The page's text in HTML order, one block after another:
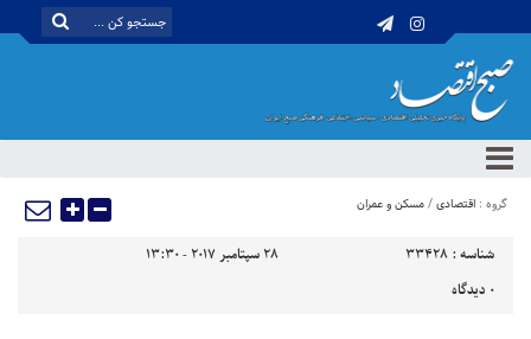
گروه : اقتصادی/مسکن و عمران
شناسه : 33428
28 سپتامبر 2017 - 13:30
0 دیدگاه